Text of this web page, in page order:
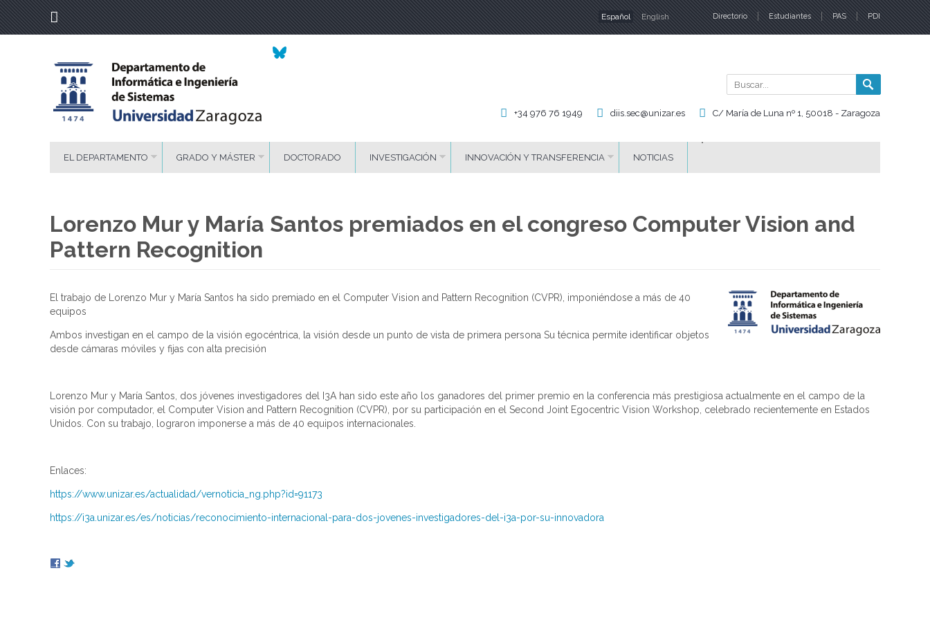
Directorio Estudiantes PAS PDI
Idiomas
Español English
C/ María de Luna nº 1, 50018 - Zaragoza
diis.sec@unizar.es
+34 976 76 1949
EL DEPARTAMENTO GRADO Y MÁSTER DOCTORADO INVESTIGACIÓN INNOVACIÓN Y TRANSFERENCIA NOTICIAS
Lorenzo Mur y María Santos premiados en el congreso Computer Vision and
Pattern Recognition
El trabajo de Lorenzo Mur y María Santos ha sido premiado en el Computer Vision and Pattern Recognition (CVPR), imponiéndose a más de 40
equipos
Ambos investigan en el campo de la visión egocéntrica, la visión desde un punto de vista de primera persona Su técnica permite identificar objetos
desde cámaras móviles y fijas con alta precisión
Lorenzo Mur y María Santos, dos jóvenes investigadores del I3A han sido este año los ganadores del primer premio en la conferencia más prestigiosa actualmente en el campo de la
visión por computador, el Computer Vision and Pattern Recognition (CVPR), por su participación en el Second Joint Egocentric Vision Workshop, celebrado recientemente en Estados
Unidos. Con su trabajo, lograron imponerse a más de 40 equipos internacionales.
Enlaces:
https://www.unizar.es/actualidad/vernoticia_ng.php?id=91173
https://i3a.unizar.es/es/noticias/reconocimiento-internacional-para-dos-jovenes-investigadores-del-i3a-por-su-innovadora